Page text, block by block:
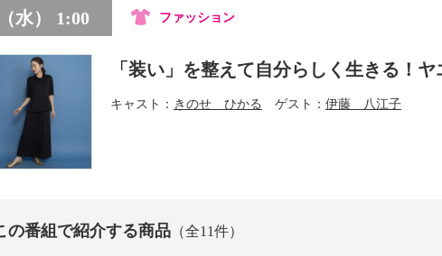
水） 1:00 ファッション
「装い」を整えて自分らしく生きる！
キャスト きのせ ひかる ゲスト 伊藤 八江子
の番組で紹介する商品 （全11件）